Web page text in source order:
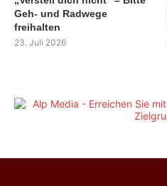
Geh- und Radwege
freihalten
23. Juli 2026